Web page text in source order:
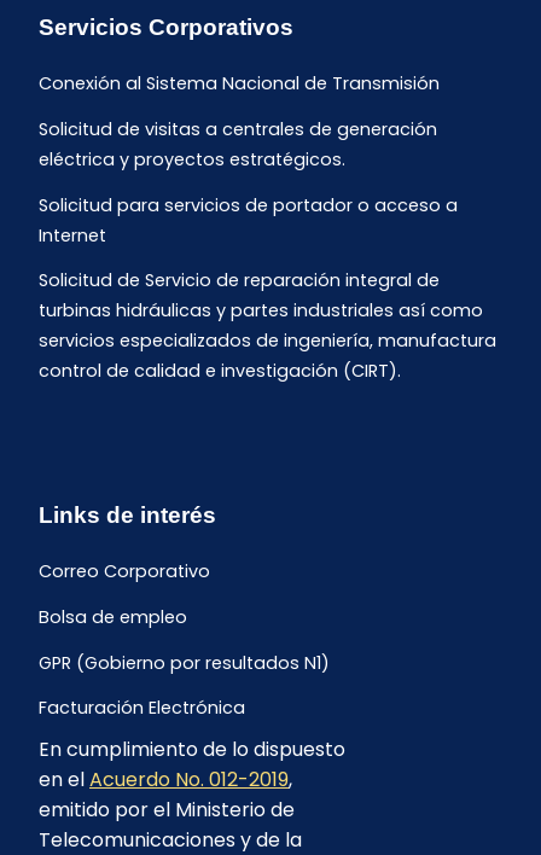
Servicios Corporativos
Conexión al Sistema Nacional de Transmisión
Solicitud de visitas a centrales de generación
eléctrica y proyectos estratégicos.
Solicitud para servicios de portador o acceso a
Internet
Solicitud de Servicio de reparación integral de
turbinas hidráulicas y partes industriales así como
servicios especializados de ingeniería, manufactura
control de calidad e investigación (CIRT).
Links de interés
Correo Corporativo
Bolsa de empleo
GPR (Gobierno por resultados N1)
Facturación Electrónica
Archivo Histórico de Facturación
Portal Ambiental y Social
Proyecto Geotérmico Chachimbiro
En cumplimiento de lo dispuesto
en elAcuerdo No. 012-2019,
emitido por el Ministerio de
Telecomunicaciones y de la